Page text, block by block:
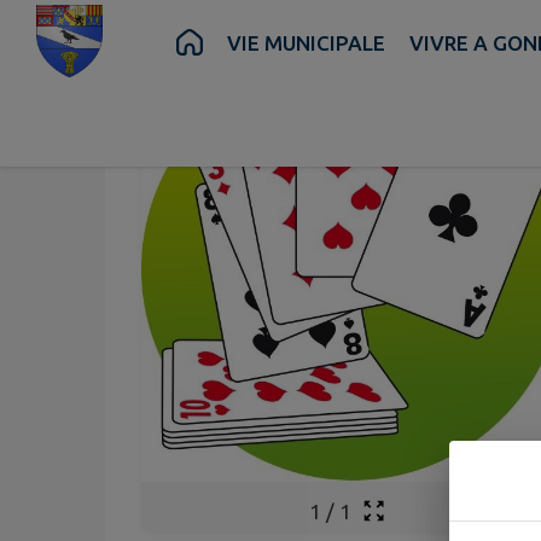
Contenu Menu Recherche Pied de page
VIE MUNICIPALE VIVRE A
1 / 1